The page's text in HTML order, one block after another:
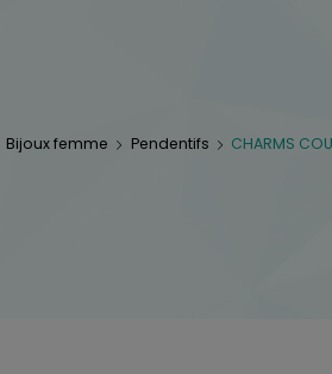
Bijoux femme Pendentifs CHARMS